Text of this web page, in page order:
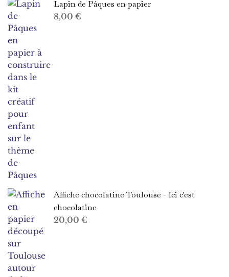
Lapin de Pâques en papier
8,00 €
Affiche chocolatine Toulouse - Ici c'est
chocolatine
20,00 €